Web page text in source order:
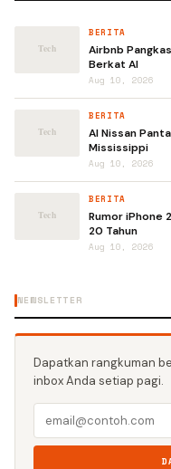
BERITA
Airbnb
Berkat AI
Aug 10, 2026
BERITA
AI Nissan
Mississippi
Aug 10, 2026
BERITA
Rumor iPhone
20 Tahun
Aug 10, 2026
NEWSLETTER
Dapatkan rangkuman
inbox Anda setiap pagi.